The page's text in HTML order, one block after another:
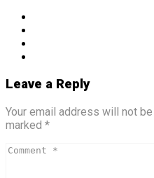
Leave a Reply
Your email address will not
marked *